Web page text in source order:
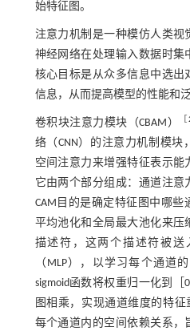
始特征图。
注意力机制是一种模仿人类视
神经网络在处理输入数据时集
核心目标是从众多信息中选出
信息，从而提高模型的性能和泛
卷积块注意力模块（CBAM）
络（CNN）的注意力机制模块
空间注意力来增强特征表示能
它由两个部分组成：通道注意
CAM目的是确定特征图中哪
平均池化和全局最大池化来压
描述符，这两个描述符被
（MLP），以学习每个通道
sigmoid函数将权重归一化到
图相乘，实现通道维度的特征
每个通道内的空间依赖关系，